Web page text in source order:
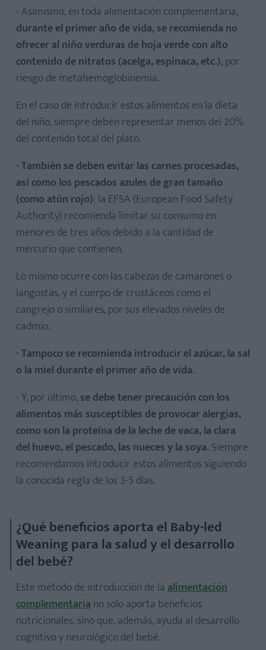
- Asimismo, en toda alimentación complementaria,
durante el primer año de vida, se recomienda no
ofrecer al niño verduras de hoja verde con alto
contenido de nitratos (acelga, espinaca, etc.), por
riesgo de metahemoglobinemia.
En el caso de introducir estos alimentos en la dieta
del niño, siempre deben representar menos del 20%
del contenido total del plato.
- También se deben evitar las carnes procesadas,
así como los pescados azules de gran tamaño
(como atún rojo): la EFSA (European Food Safety
Authority) recomienda limitar su consumo en
menores de tres años debido a la cantidad de
mercurio que contienen.
Lo mismo ocurre con las cabezas de camarones o
langostas, y el cuerpo de crustáceos como el
cangrejo o similares, por sus elevados niveles de
cadmio.
- Tampoco se recomienda introducir el azúcar, la sal
o la miel durante el primer año de vida.
- Y, por último,se debe tener precaución con los
alimentos más susceptibles de provocar alergias,
como son la proteína de la leche de vaca, la clara
del huevo, el pescado, las nueces y la soya. Siempre
recomendamos introducir estos alimentos siguiendo
la conocida regla de los 3-5 días.
¿Qué beneficios aporta el Baby-led
Weaning para la salud y el desarrollo
del bebé?
Este método de introducción de la alimentación
complementariano solo aporta beneficios
nutricionales, sino que, además, ayuda al desarrollo
cognitivo y neurológico del bebé.